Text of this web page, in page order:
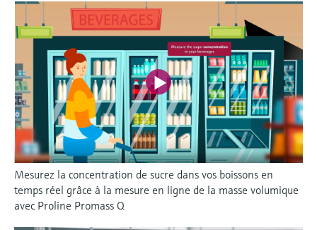
Mesurez la concentration de sucre dans vos boissons en
temps réel grâce à la mesure en ligne de la masse volumique
avec Proline Promass Q